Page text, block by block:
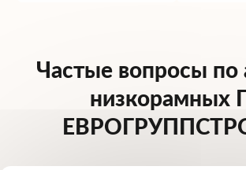
Частые вопросы по
низкорамных